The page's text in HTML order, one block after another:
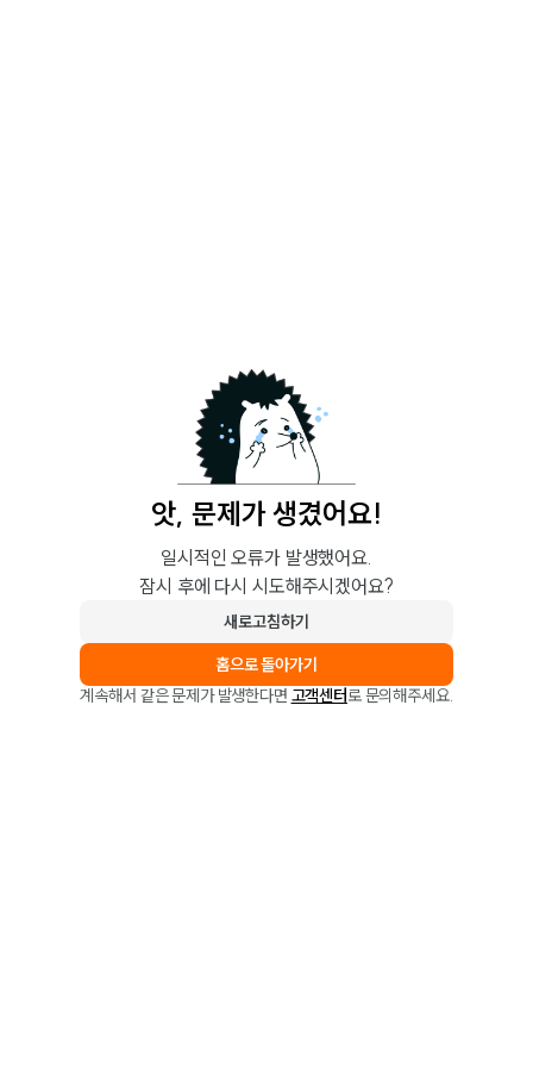
앗, 문제가 생겼어요!
일시적인 오류가 발생했어요.
잠시 후에 다시 시도해주시겠어요?
새로고침하기
홈으로 돌아가기
계속해서 같은 문제가 발생한다면 고객센터로 문의해주세요.